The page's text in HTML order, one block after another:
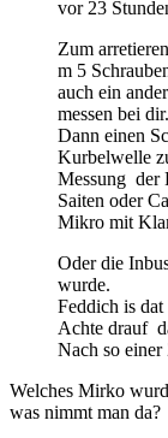
vor 23
Zum
m 5
auch ein
messen bei dir.
Dann einen
Kurbelwelle
Messung der
Saiten oder
Mikro mit
Oder die
wurde.
Feddich is dat
Achte drauf
Nach so einer
Welches Mirko
was nimmt man da?